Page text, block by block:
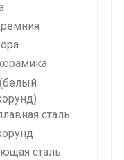
сталь
сталь